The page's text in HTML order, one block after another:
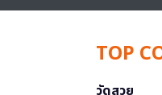
TOP
วัดสวย